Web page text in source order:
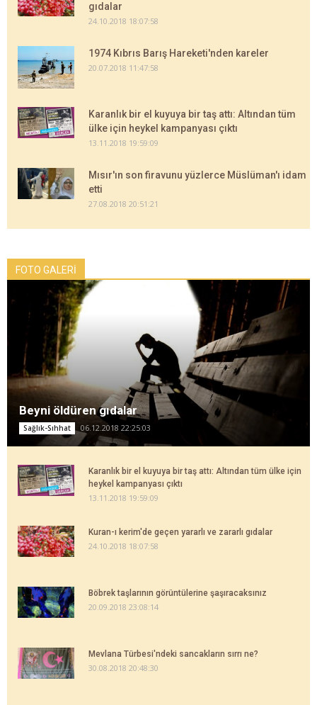
gıdalar
24.10.2018 18:07:58
1974 Kıbrıs Barış Hareketi'nden kareler
20.07.2018 11:47:58
Karanlık bir el kuyuya bir taş attı: Altından tüm
ülke için heykel kampanyası çıktı
13.11.2018 19:59:09
Mısır'ın son firavunu yüzlerce Müslüman'ı idam
etti
27.08.2018 20:51:21
FOTO GALERİ
Beyni öldüren gıdalar
Sağlık-Sıhhat 06.12.2018 22:25:03
Karanlık bir el kuyuya bir taş attı: Altından tüm ülke için
heykel kampanyası çıktı
13.11.2018 19:59:09
Kuran-ı kerim'de geçen yararlı ve zararlı gıdalar
24.10.2018 18:07:58
Böbrek taşlarının görüntülerine şaşıracaksınız
20.09.2018 23:08:14
Mevlana Türbesi'ndeki sancakların sırrı ne?
30.08.2018 20:48:30